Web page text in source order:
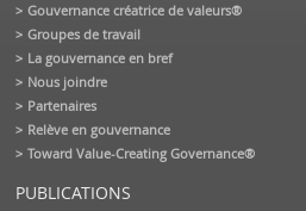
Gouvernance créatrice de valeurs®
Groupes de travail
La gouvernance en bref
Nous joindre
Partenaires
Relève en gouvernance
Toward Value-Creating Governance®
PUBLICATIONS